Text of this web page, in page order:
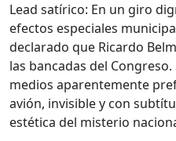
Lead satírico: En un giro
efectos especiales
declarado que Ricardo
las bancadas del
medios aparentemente
avión, invisible y con
estética del misterio